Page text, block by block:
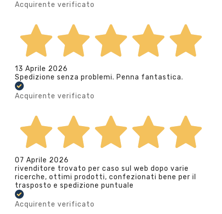
Acquirente verificato
13 Aprile 2026
Spedizione senza problemi. Penna fantastica.
Acquirente verificato
07 Aprile 2026
rivenditore trovato per caso sul web dopo varie
ricerche, ottimi prodotti, confezionati bene per il
trasposto e spedizione puntuale
Acquirente verificato